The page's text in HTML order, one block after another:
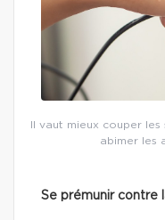
Il vaut mieux couper
abimer les
Se prémunir contre